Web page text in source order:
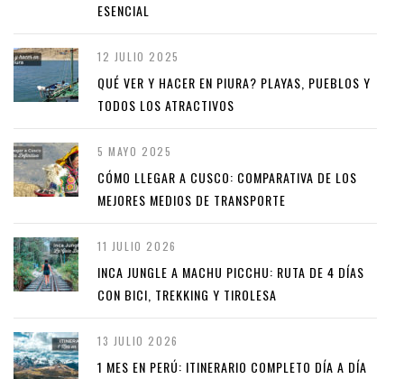
ESENCIAL
12 JULIO 2025
QUÉ VER Y HACER EN PIURA? PLAYAS, PUEBLOS Y
TODOS LOS ATRACTIVOS
5 MAYO 2025
CÓMO LLEGAR A CUSCO: COMPARATIVA DE LOS
MEJORES MEDIOS DE TRANSPORTE
11 JULIO 2026
INCA JUNGLE A MACHU PICCHU: RUTA DE 4 DÍAS
CON BICI, TREKKING Y TIROLESA
13 JULIO 2026
1 MES EN PERÚ: ITINERARIO COMPLETO DÍA A DÍA